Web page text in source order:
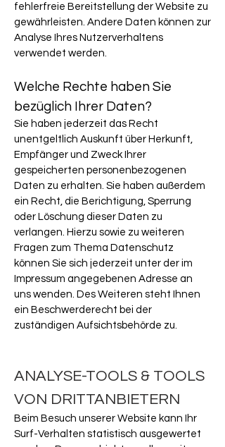
fehlerfreie Bereitstellung der Website zu
gewährleisten. Andere Daten können zur
Analyse Ihres Nutzerverhaltens
verwendet werden.
Welche Rechte haben Sie
bezüglich Ihrer Daten?
Sie haben jederzeit das Recht
unentgeltlich Auskunft über Herkunft,
Empfänger und Zweck Ihrer
gespeicherten personenbezogenen
Daten zu erhalten. Sie haben außerdem
ein Recht, die Berichtigung, Sperrung
oder Löschung dieser Daten zu
verlangen. Hierzu sowie zu weiteren
Fragen zum Thema Datenschutz
können Sie sich jederzeit unter der im
Impressum angegebenen Adresse an
uns wenden. Des Weiteren steht Ihnen
ein Beschwerderecht bei der
zuständigen Aufsichtsbehörde zu.
ANALYSE-TOOLS & TOOLS
VON DRITTANBIETERN
Beim Besuch unserer Website kann Ihr
Surf-Verhalten statistisch ausgewertet